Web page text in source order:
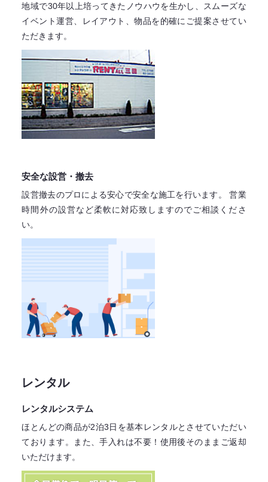
地域で30年以上培ってきたノウハウを生かし、スムーズな
イベント運営、レイアウト、物品を的確にご提案させてい
ただきます。
安全な設営・撤去
設営撤去のプロによる安心で安全な施工を行います。
営業
時間外の設営など柔軟に対応致しますのでご相談くださ
い。
レンタル
レンタルシステム
ほとんどの商品が2泊3日を基本レンタルとさせていただい
ております。
また、手入れは不要！ 使用後そのままご返却
いただけます。